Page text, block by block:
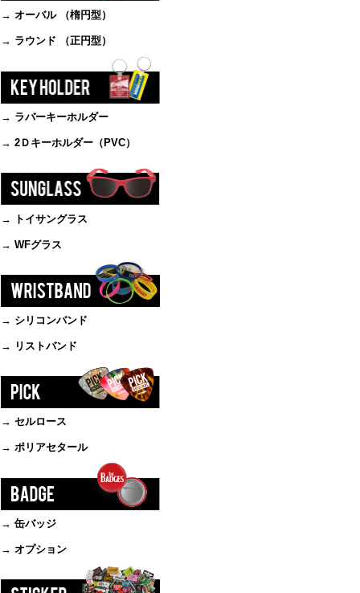
→ オーバル （楕円型）
→ ラウンド （正円型）
→ ラバーキーホルダー
→ 2Ｄキーホルダー（PVC）
→ トイサングラス
→ WFグラス
→ シリコンバンド
→ リストバンド
→ セルロース
→ ポリアセタール
→ 缶バッジ
→ オプション